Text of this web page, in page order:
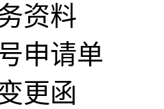
资料
申请单
更函